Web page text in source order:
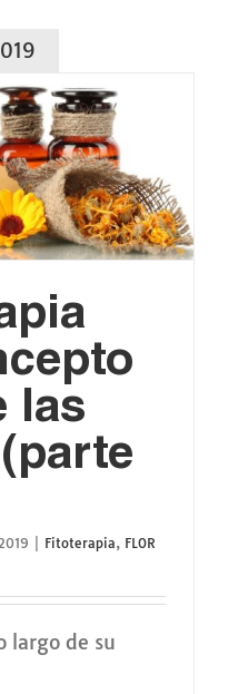
las
Fitoterapia, FLOR
largo de su